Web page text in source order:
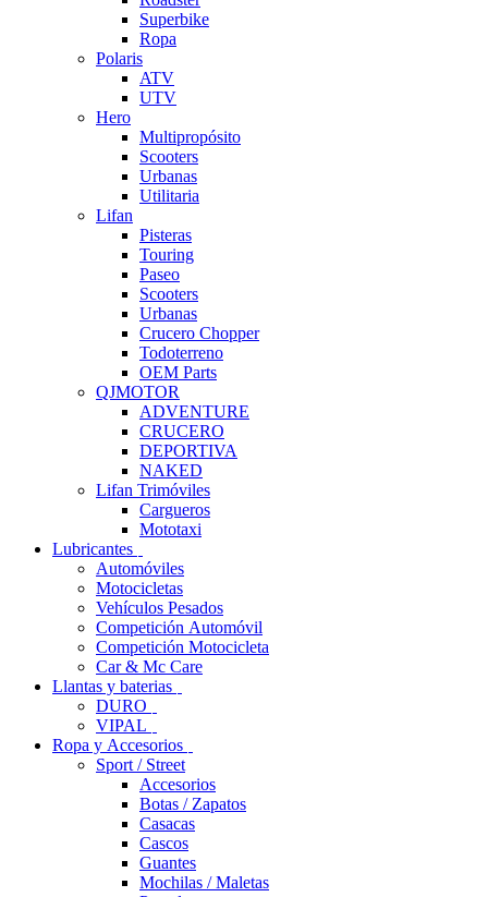
Superbike
Ropa
Polaris
ATV
UTV
Hero
Multipropósito
Scooters
Urbanas
Utilitaria
Lifan
Pisteras
Touring
Paseo
Scooters
Urbanas
Crucero Chopper
Todoterreno
OEM Parts
QJMOTOR
ADVENTURE
CRUCERO
DEPORTIVA
NAKED
Lifan Trimóviles
Cargueros
Mototaxi
Lubricantes
Automóviles
Motocicletas
Vehículos Pesados
Competición Automóvil
Competición Motocicleta
Car & Mc Care
Llantas y baterias
DURO
VIPAL
Ropa y Accesorios
Sport / Street
Accesorios
Botas / Zapatos
Casacas
Cascos
Guantes
Mochilas / Maletas